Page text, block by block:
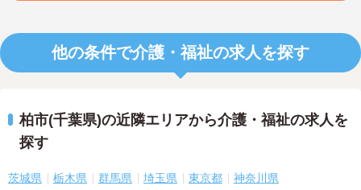
他の条件で介護・福祉の求人を探す
柏市(千葉県)の近隣エリアから介護・福祉の求人を
探す
茨城県 栃木県 群馬県 埼玉県 東京都 神奈川県